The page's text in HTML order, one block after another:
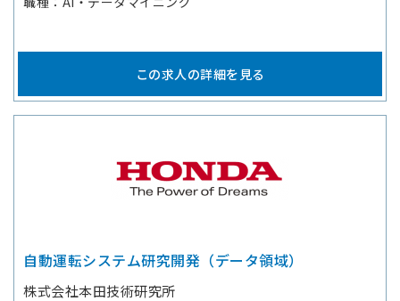
この求人の詳細を見る
自動運転システム研究開発（データ領域）
株式会社本田技術研究所